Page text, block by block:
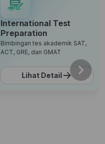
International Test
Preparation
Bimbingan tes akademik SAT,
ACT, GRE, dan GMAT
Lihat Detail